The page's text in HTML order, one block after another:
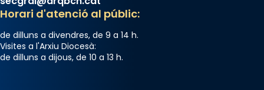
diablesses amb música i ball propis. Festa
«Si vols saber què és calor, ves per les
Santes a Mataró»🥵.
Horari d'atenció al públic:
de dilluns a divendres, de 9 a 14 h.
Visites a l'Arxiu Diocesà:
de dilluns a dijous, de 10 a 13 h.